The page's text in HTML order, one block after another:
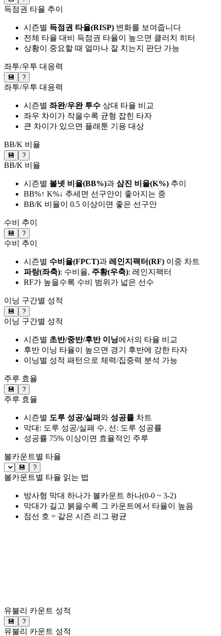
득점권 타율 추이
시즌별 득점권 타율(RISP) 변화를 보여줍니다
전체 타율 대비 득점권 타율이 높으면 클러치 히터
상황이 중요할 때 얼마나 잘 치는지 판단 가능
좌투/우투 대응력
💾 ?
좌투/우투 대응력
시즌별 좌완/우완 투수 상대 타율 비교
좌우 차이가 작을수록 균형 잡힌 타자
큰 차이가 있으면 플래툰 기용 대상
BB/K 비율
💾 ?
BB/K 비율
시즌별 볼넷 비율(BB%)과 삼진 비율(K%) 추이
BB%↑ K%↓ 추세면 선구안이 좋아지는 중
BB/K 비율이 0.5 이상이면 좋은 선구안
수비 추이
💾 ?
수비 추이
시즌별 수비율(FPCT)과 레인지팩터(RF) 이중 차트
파랑(좌축): 수비율, 주황(우축): 레인지팩터
RF가 높을수록 수비 범위가 넓은 선수
이닝 구간별 성적
💾 ?
이닝 구간별 성적
시즌별 초반/중반/후반 이닝에서의 타율 비교
후반 이닝 타율이 높으면 경기 후반에 강한 타자
이닝별 성적 패턴으로 체력/집중력 분석 가능
주루 효율
💾 ?
주루 효율
시즌별 도루 성공/실패와 성공률 차트
막대: 도루 성공/실패 수, 선: 도루 성공률
성공률 75% 이상이면 효율적인 주루
볼카운트별 타율
💾 ?
볼카운트별 타율 읽는 법
방사형 막대 하나가 볼카운트 하나(0-0 ~ 3-2)
막대가 길고 붉을수록 그 카운트에서 타율이 높음
점선 호 = 같은 시즌 리그 평균
유불리 카운트 성적
💾 ?
유불리 카운트 성적